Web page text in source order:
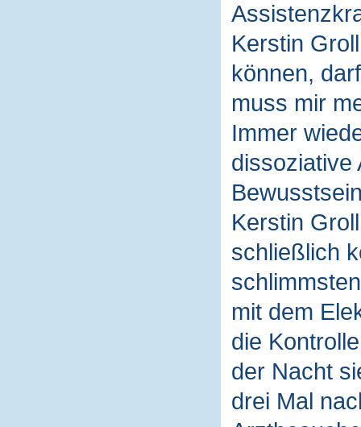
Kerstin
können,
muss mir
Immer
dissoziative
Kerstin
schließlich
mit dem
die
der Nacht
drei Mal